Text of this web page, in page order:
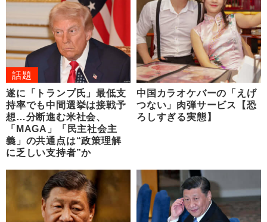
話題
遂に「トランプ氏」最低支
持率でも中間選挙は接戦予
想…分断進む米社会、
「MAGA」「民主社会主
義」の共通点は“政策理解
に乏しい支持者”か
中国カラオケバーの「えげ
つない」肉弾サービス【恐
ろしすぎる実態】